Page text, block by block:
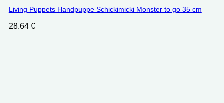
Living Puppets Handpuppe Schickimicki Monster to go 35 cm
28.64 €